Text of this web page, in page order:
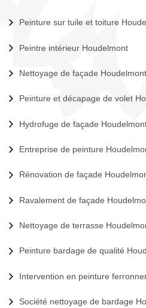
Peinture sur tuile et toiture
Peintre intérieur Houdelmont
Nettoyage de façade Houdelmont
Peinture et décapage de volet
Hydrofuge de façade
Entreprise de peinture
Rénovation de façade
Ravalement de façade
Nettoyage de terrasse
Peinture bardage de qualité
Intervention en peinture
Société nettoyage de bardage